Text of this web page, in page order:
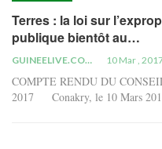
Terres : la loi sur
publique bientôt au…
GUINEELIVE.COM 10 Mar ,
COMPTE RENDU DU
2017 Conakry, le 10 Mars